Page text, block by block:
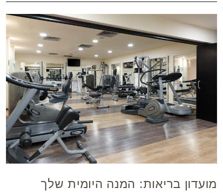
מועדון בריאות: המנה היומית שלך